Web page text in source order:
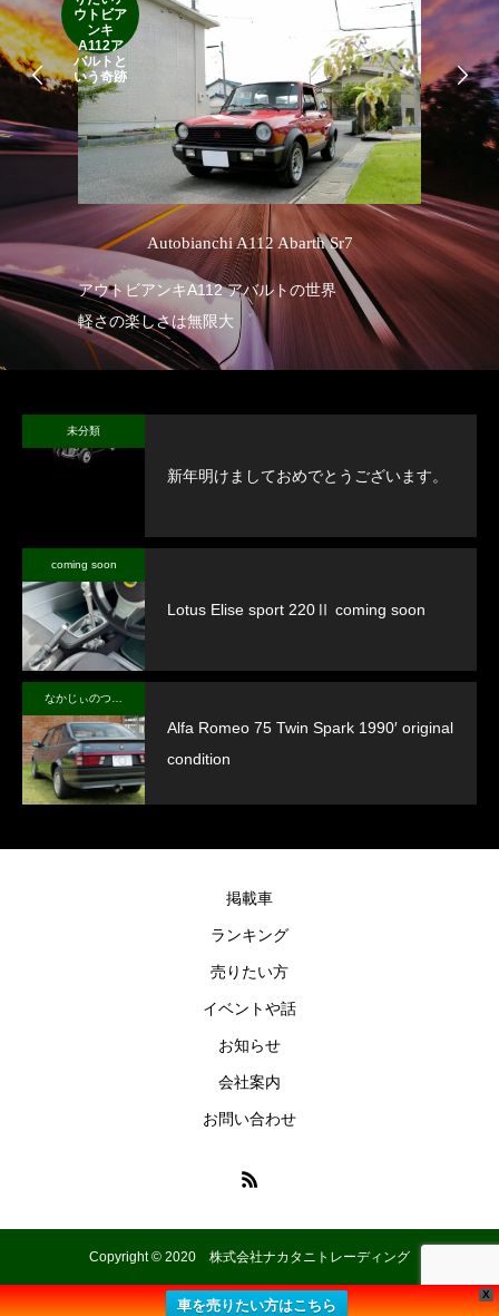
ウトビア
ンキ
A112ア
バルトと
いう奇跡
Autobianchi A112 Abarth Sr7
アウトビアンキA112 アバルトの世界
軽さの楽しさは無限大
未分類
新年明けましておめでとうございます。
coming soon
Lotus Elise sport 220Ⅱ coming soon
Alfa Romeo 75 Twin Spark 1990′ original
condition
掲載車
ランキング
売りたい方
イベントや話
お知らせ
会社案内
お問い合わせ
Copyright © 2020 株式会社ナカタニトレーディング
X
車を売りたい方はこちら